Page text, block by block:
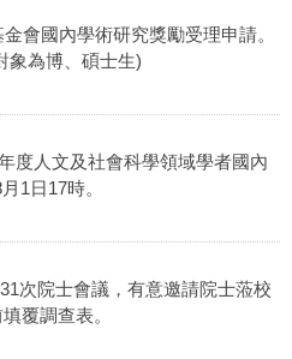
會國內學術研究獎勵受理申請。
象為博、碩士生)
度人文及社會科學領域學者國內
1日17時。
次院士會議，有意邀請院士蒞校
覆調查表。